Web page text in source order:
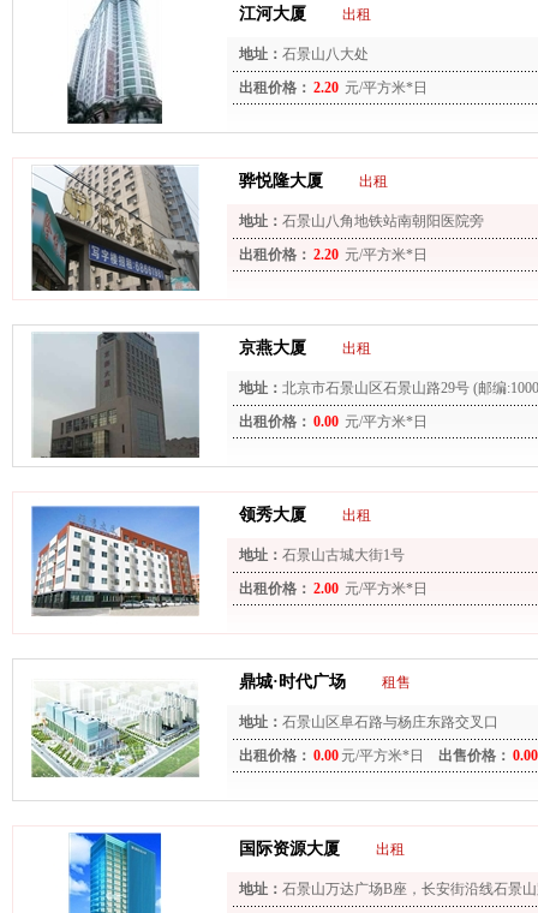
江河大厦 出租
地址： 石景山八大处
出租价格： 2.20 元/平方米*日
骅悦隆大厦 出租
地址： 石景山八角地铁站南朝阳医院旁
出租价格： 2.20 元/平方米*日
京燕大厦 出租
地址： 北京市石景山区石景山路29号 (邮编
出租价格： 0.00 元/平方米*日
领秀大厦 出租
地址： 石景山古城大街1号
出租价格： 2.00 元/平方米*日
鼎城·时代广场 租售
地址： 石景山区阜石路与杨庄东路交叉口
出租价格： 0.00 元/平方米*日 出售价格： 0.00
国际资源大厦 出租
地址： 石景山万达广场B座，长安街沿线石景